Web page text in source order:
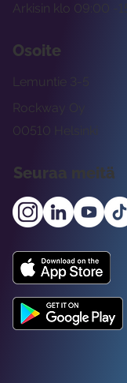
Arkisin klo 09:00 -
Osoite
Rockway Oy
Lemuntie 3-5
00510 Helsinki
Seuraa meitä